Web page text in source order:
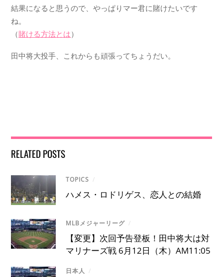
結果になると思うので、やっぱりマー君に賭けたいです
ね。
（賭ける方法とは）
田中将大投手、これからも頑張ってちょうだい。
RELATED POSTS
TOPICS /
ハメス・ロドリゲス、恋人との結婚
MLBメジャーリーグ /
【変更】次回予告登板！田中将大は対
マリナーズ戦 6月12日（木）AM11:05
日本人 /